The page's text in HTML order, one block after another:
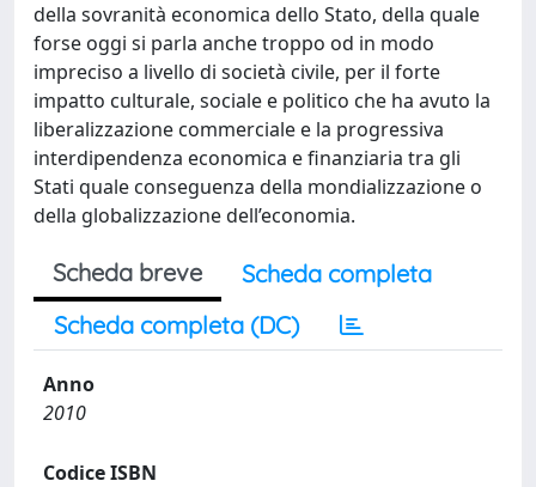
della sovranità economica dello Stato, della quale
forse oggi si parla anche troppo od in modo
impreciso a livello di società civile, per il forte
impatto culturale, sociale e politico che ha avuto la
liberalizzazione commerciale e la progressiva
interdipendenza economica e finanziaria tra gli
Stati quale conseguenza della mondializzazione o
della globalizzazione dell’economia.
Scheda breve
Scheda completa
Scheda completa (DC)
Anno
2010
Codice ISBN